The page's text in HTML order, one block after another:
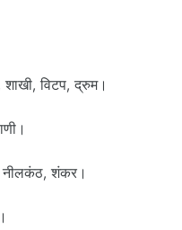
विटप, द्रुम।
नीलकंठ, शंकर।